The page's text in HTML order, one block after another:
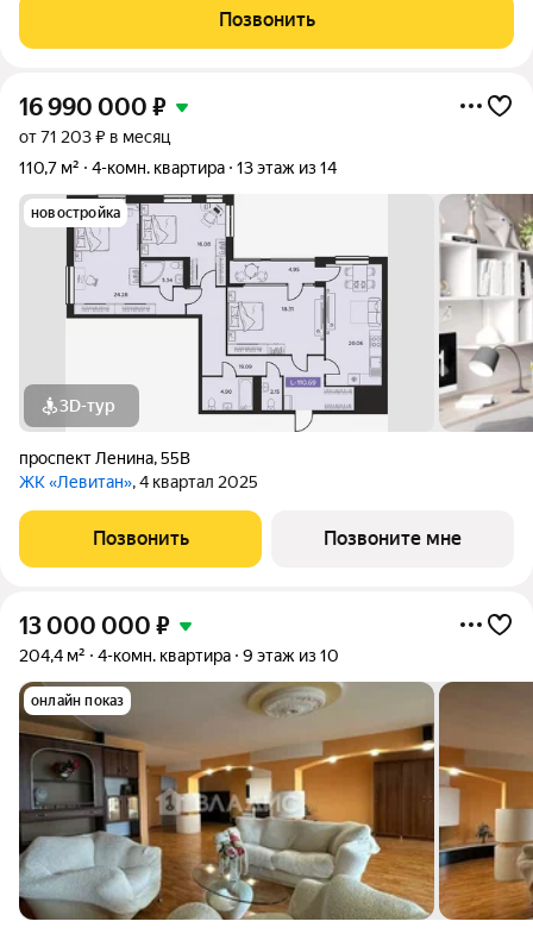
панельного дома. Общая площадь 139.6 кв.м. На 5-м этаже:
кухня 10 м.кв, гостиная 31.2 м.кв, комната 13.2
Позвонить
16 990 000 ₽
от 71 203 ₽ в месяц
110,7 м²
4-комн. квартира 13 этаж из 14
новостройка
3D-тур
проспект Ленина,55В
ЖК «Левитан», 4 квартал 2025
Позвонить Позвоните мне
13 000 000 ₽
204,4 м² 4-комн. квартира 9 этаж из 10
онлайн показ